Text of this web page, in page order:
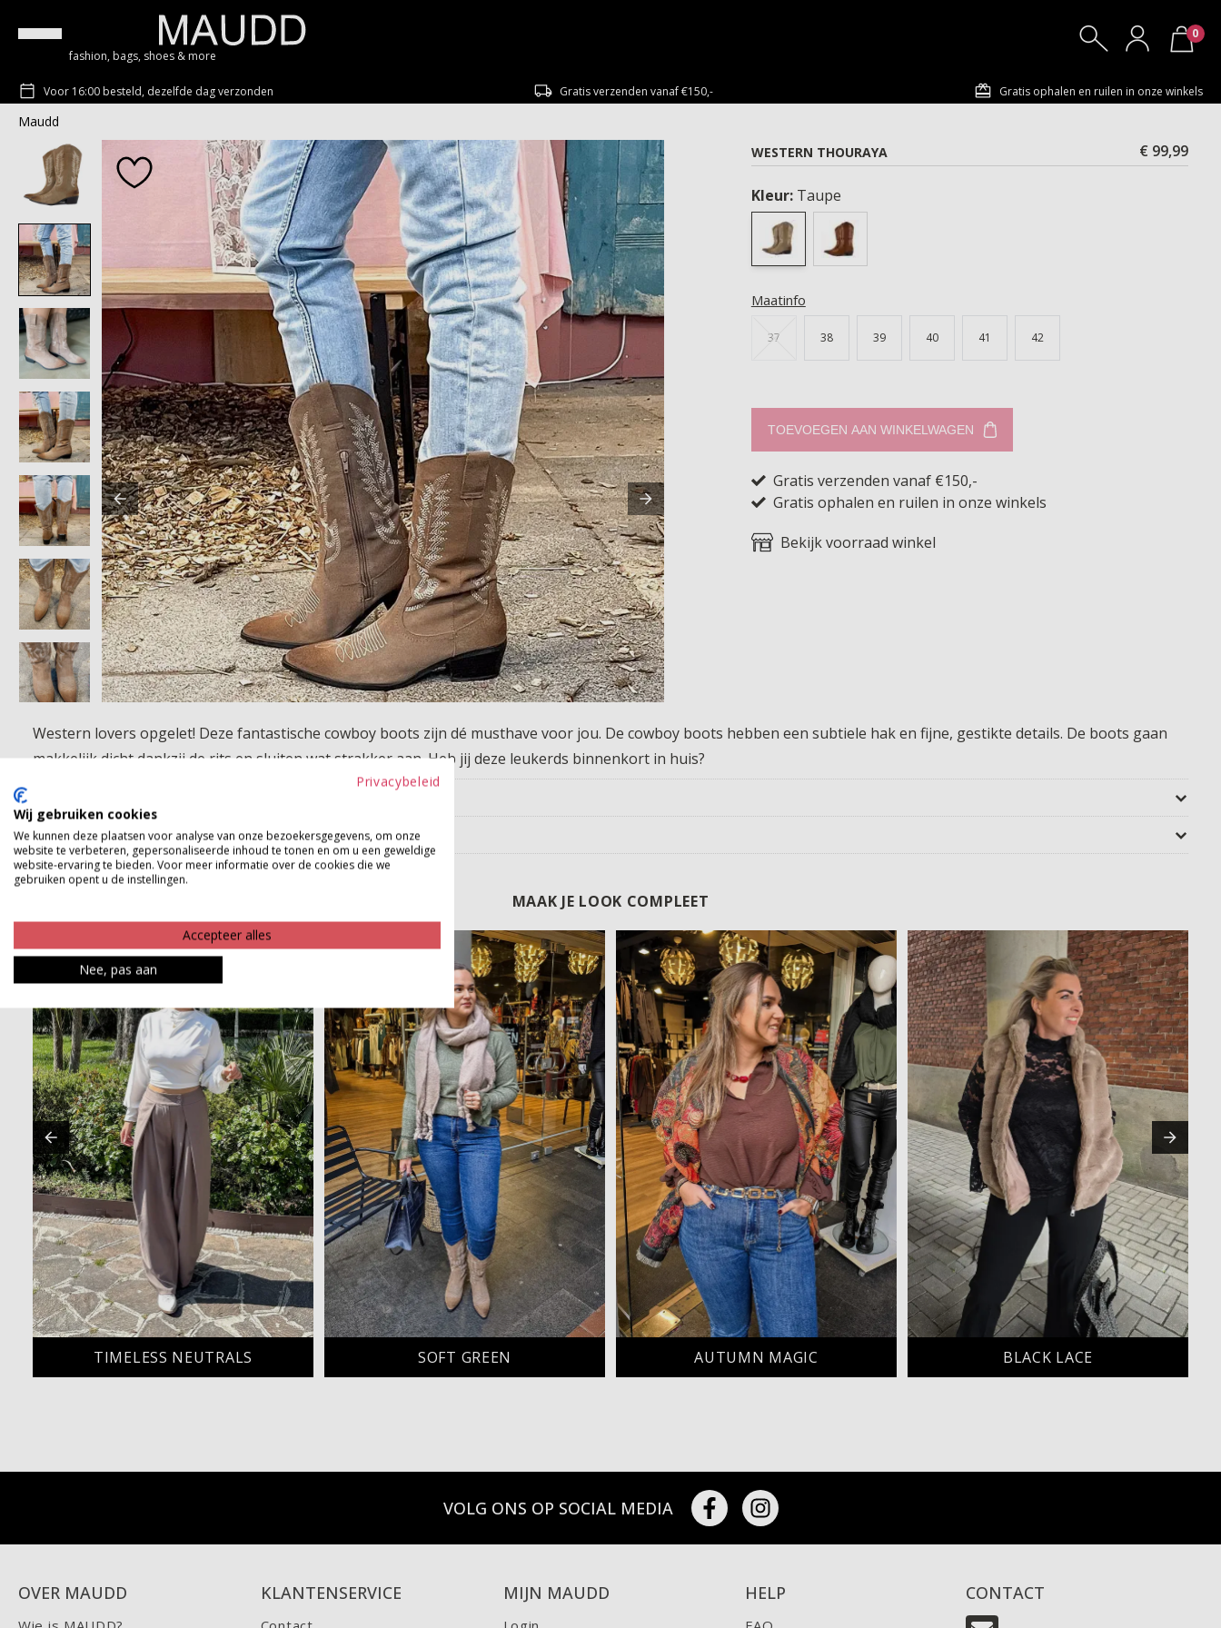
fashion, bags, shoes & more
0
Voor 16:00 besteld, dezelfde dag verzonden Gratis verzenden vanaf €150,- Gratis ophalen en ruilen in onze winkels
Maudd
WESTERN THOURAYA
€ 99,99
Kleur: Taupe
Maatinfo
37 38 39 40 41 42
TOEVOEGEN AAN WINKELWAGEN
Gratis verzenden vanaf €150,-
Gratis ophalen en ruilen in onze winkels
Bekijk voorraad winkel
Western lovers opgelet! Deze fantastische cowboy boots zijn dé musthave voor jou. De cowboy boots hebben een subtiele hak en fijne, gestikte details. De boots gaan
makkelijk dicht dankzij de rits en sluiten wat strakker aan. Heb jij deze leukerds binnenkort in huis?
Betaalinformatie
MAAK JE LOOK COMPLEET
TIMELESS NEUTRALS SOFT GREEN AUTUMN MAGIC BLACK LACE
VOLG ONS OP SOCIAL MEDIA
OVER MAUDD KLANTENSERVICE MIJN MAUDD HELP CONTACT
Privacybeleid
Wij gebruiken cookies
We kunnen deze plaatsen voor analyse van onze bezoekersgegevens, om onze
website te verbeteren, gepersonaliseerde inhoud te tonen en om u een geweldige
website-ervaring te bieden. Voor meer informatie over de cookies die we
gebruiken opent u de instellingen.
Accepteer alles
Nee, pas aan